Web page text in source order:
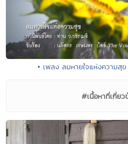
• เพลง ลมหายใจแห่งความสุ
#เนื้อหาที่เกี่ยว